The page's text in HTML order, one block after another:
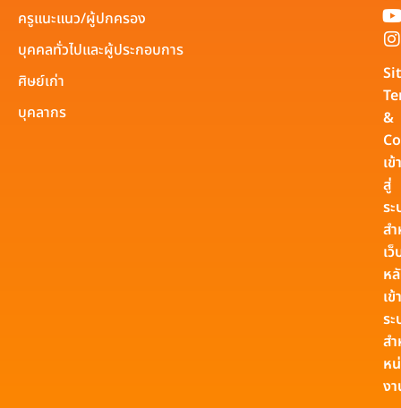
ครูแนะแนว/ผู้ปกครอง
บุคคลทั่วไปและผู้ประกอบการ
ศิษย์เก่า
บุคลากร
&
เข้า
สู่
ร
ส
เ
ห
เข้
ร
ส
ห
ง